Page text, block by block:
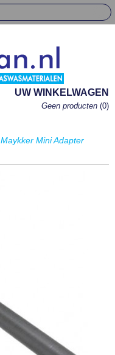
UW WINKELWAGEN
Geen producten (0)
Maykker Mini Adapter